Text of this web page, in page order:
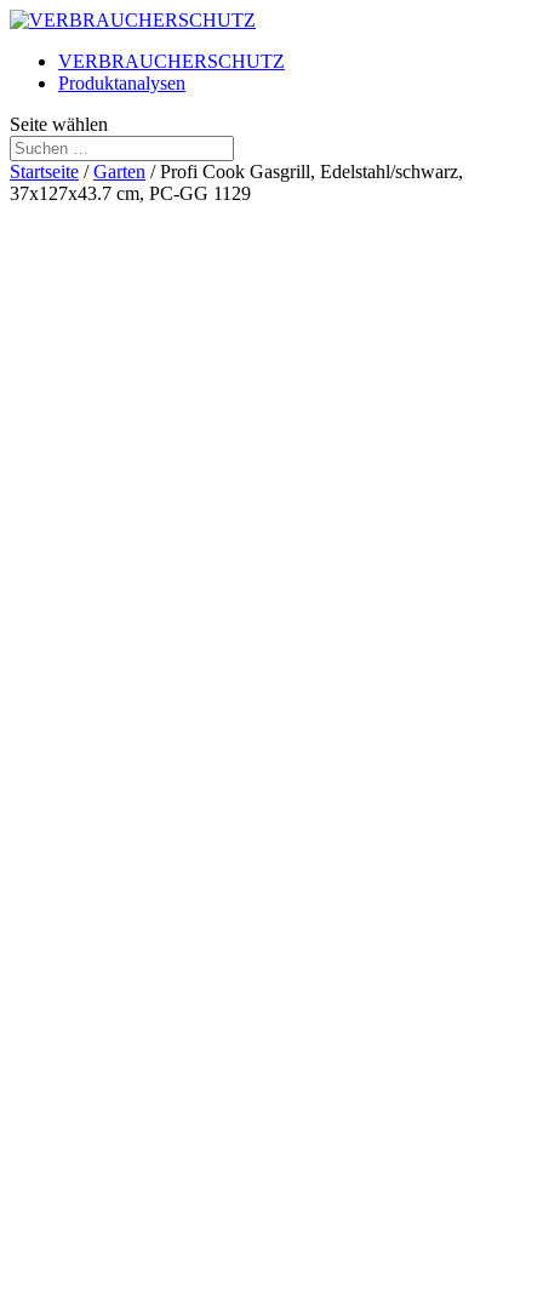
VERBRAUCHERSCHUTZ
Produktanalysen
Seite wählen
Startseite /Garten / Profi Cook Gasgrill, Edelstahl/schwarz,
37x127x43.7 cm, PC-GG 1129